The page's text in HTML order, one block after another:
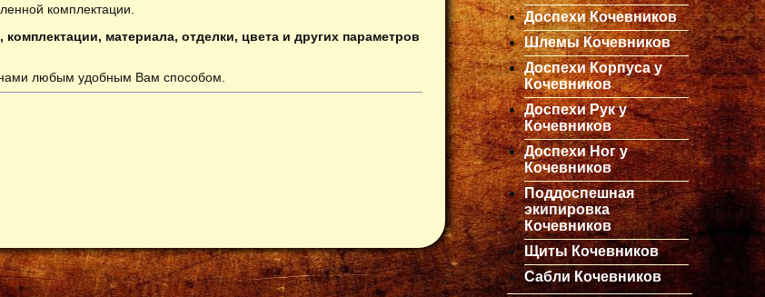
комплектации.
материала, отделки, цвета и других параметров
любым удобным Вам способом.
Доспехи Кочевников
Шлемы Кочевников
Доспехи Корпуса у
Кочевников
Доспехи Рук у
Кочевников
Доспехи Ног у
Кочевников
Поддоспешная
экипировка
Кочевников
Щиты Кочевников
Сабли Кочевников